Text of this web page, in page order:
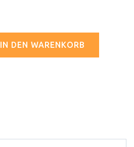
IN DEN WARENKORB